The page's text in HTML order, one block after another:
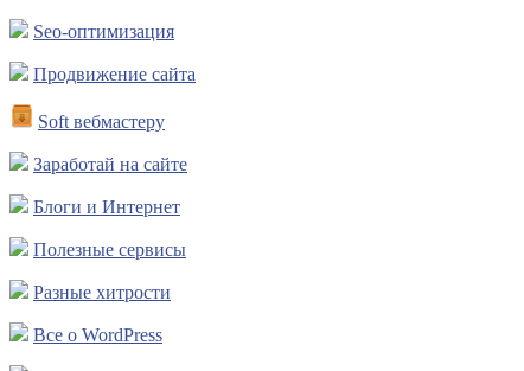
Seo-оптимизация
Продвижение сайта
Soft вебмастеру
Заработай на сайте
Блоги и Интернет
Полезные сервисы
Разные хитрости
Все о WordPress